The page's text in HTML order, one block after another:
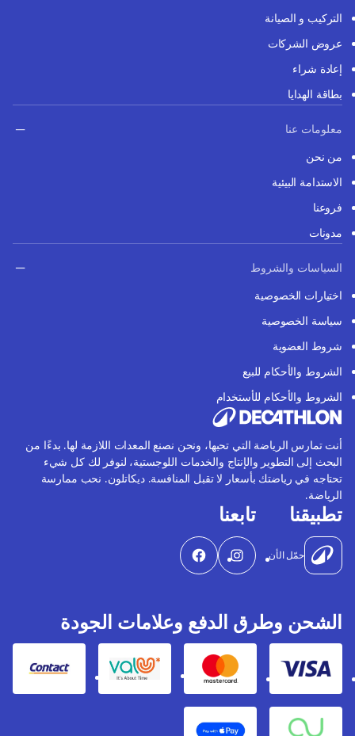
التركيب و الصيانة
عروض الشركات
إعادة شراء
بطاقة الهدايا
معلومات عنا
من نحن
الاستدامة البيئية
فروعنا
مدونات
السياسات والشروط
اختيارات الخصوصية
سياسة الخصوصية
شروط العضوية
الشروط والأحكام للبيع
الشروط والأحكام للأستخدام
أنت تمارس الرياضة التي تحبها، ونحن نصنع المعدات اللازمة لها. بدءًا من
البحث إلى التطوير والإنتاج والخدمات اللوجستية، لنوفر لك كل شيء
تحتاجه في رياضتك بأسعار لا تقبل المنافسة. ديكاتلون. نحب ممارسة
الرياضة.
تطبيقنا
حمّل الأن
تابعنا
الشحن وطرق الدفع وعلامات الجودة
Visa
Mastercard
Valu
Contact